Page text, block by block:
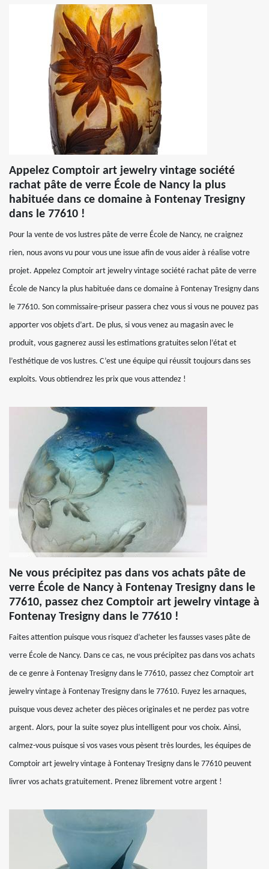
Appelez Comptoir art jewelry vintage société
rachat pâte de verre École de Nancy la plus
habituée dans ce domaine à Fontenay Tresigny
dans le 77610 !
Pour la vente de vos lustres pâte de verre École de Nancy, ne craignez
rien, nous avons vu pour vous une issue afin de vous aider à réalise votre
projet. Appelez Comptoir art jewelry vintage société rachat pâte de verre
École de Nancy la plus habituée dans ce domaine à Fontenay Tresigny dans
le 77610. Son commissaire-priseur passera chez vous si vous ne pouvez pas
apporter vos objets d’art. De plus, si vous venez au magasin avec le
produit, vous gagnerez aussi les estimations gratuites selon l’état et
l’esthétique de vos lustres. C’est une équipe qui réussit toujours dans ses
exploits. Vous obtiendrez les prix que vous attendez !
Ne vous précipitez pas dans vos achats pâte de
verre École de Nancy à Fontenay Tresigny dans le
77610, passez chez Comptoir art jewelry vintage à
Fontenay Tresigny dans le 77610 !
Faites attention puisque vous risquez d’acheter les fausses vases pâte de
verre École de Nancy. Dans ce cas, ne vous précipitez pas dans vos achats
de ce genre à Fontenay Tresigny dans le 77610, passez chez Comptoir art
jewelry vintage à Fontenay Tresigny dans le 77610. Fuyez les arnaques,
puisque vous devez acheter des pièces originales et ne perdez pas votre
argent. Alors, pour la suite soyez plus intelligent pour vos choix. Ainsi,
calmez-vous puisque si vos vases vous pèsent très lourdes, les équipes de
Comptoir art jewelry vintage à Fontenay Tresigny dans le 77610 peuvent
livrer vos achats gratuitement. Prenez librement votre argent !